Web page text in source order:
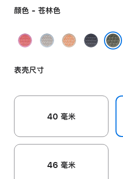
颜色 - 苍林色
亮
石
雾
色
蜜
铁
表壳尺寸
40 毫米
46 毫米